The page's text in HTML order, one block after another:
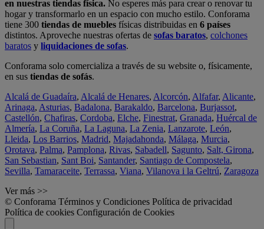
en nuestras tiendas física. No esperes más para crear o renovar tu
hogar y transformarlo en un espacio con mucho estilo. Conforama
tiene 300 tiendas de muebles físicas distribuidas en 6 países
distintos. Aproveche nuestras ofertas de sofas baratos, colchones
baratos y liquidaciones de sofas.
Conforama solo comercializa a través de su website o, físicamente,
en sus tiendas de sofás.
Alcalá de Guadaíra, Alcalá de Henares, Alcorcón, Alfafar, Alicante,
Arinaga, Asturias, Badalona, Barakaldo, Barcelona, Burjassot,
Castellón, Chafiras, Cordoba, Elche, Finestrat, Granada, Huércal de
Almería, La Coruña, La Laguna, La Zenia, Lanzarote, León,
Lleida, Los Barrios, Madrid, Majadahonda, Málaga, Murcia,
Orotava, Palma, Pamplona, Rivas, Sabadell, Sagunto, Salt, Girona,
San Sebastian, Sant Boi, Santander, Santiago de Compostela,
Sevilla, Tamaraceite, Terrassa, Viana, Vilanova i la Geltrú, Zaragoza
Ver más >>
© Conforama Términos y Condiciones Política de privacidad
Política de cookies Configuración de Cookies